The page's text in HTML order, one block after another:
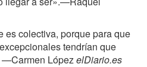
es colectiva, porque para que
tendrían que
—Carmen LópezelDiario.es